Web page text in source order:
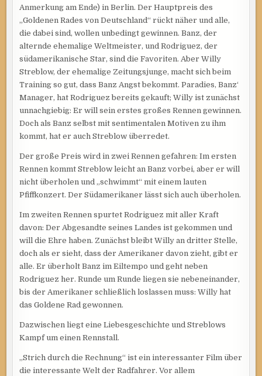
Anmerkung am Ende) in Berlin. Der Hauptpreis des
„Goldenen Rades von Deutschland“ rückt näher und alle,
die dabei sind, wollen unbedingt gewinnen. Banz, der
alternde ehemalige Weltmeister, und Rodriguez, der
südamerikanische Star, sind die Favoriten. Aber Willy
Streblow, der ehemalige Zeitungsjunge, macht sich beim
Training so gut, dass Banz Angst bekommt. Paradies, Banz‘
Manager, hat Rodriguez bereits gekauft; Willy ist zunächst
unnachgiebig: Er will sein erstes großes Rennen gewinnen.
Doch als Banz selbst mit sentimentalen Motiven zu ihm
kommt, hat er auch Streblow überredet.
Der große Preis wird in zwei Rennen gefahren: Im ersten
Rennen kommt Streblow leicht an Banz vorbei, aber er will
nicht überholen und „schwimmt“ mit einem lauten
Pfiffkonzert. Der Südamerikaner lässt sich auch überholen.
Im zweiten Rennen spurtet Rodriguez mit aller Kraft
davon: Der Abgesandte seines Landes ist gekommen und
will die Ehre haben. Zunächst bleibt Willy an dritter Stelle,
doch als er sieht, dass der Amerikaner davon zieht, gibt er
alle. Er überholt Banz im Eiltempo und geht neben
Rodriguez her. Runde um Runde liegen sie nebeneinander,
bis der Amerikaner schließlich loslassen muss: Willy hat
das Goldene Rad gewonnen.
Dazwischen liegt eine Liebesgeschichte und Streblows
Kampf um einen Rennstall.
„Strich durch die Rechnung“ ist ein interessanter Film über
die interessante Welt der Radfahrer. Vor allem